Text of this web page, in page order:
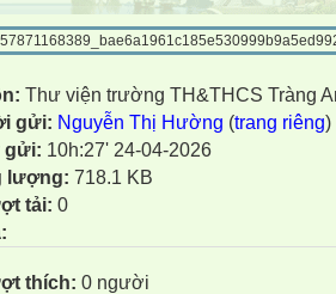
Thư viện trường TH&THCS Tràng
gửi: Nguyễn Thị Hường (trang riêng)
gửi: 10h:27' 24-04-2026
lượng: 718.1 KB
tải: 0
thích: 0 người